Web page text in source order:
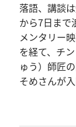
落語、講談
から7日まで
メンタリー
を経て、チ
ゅう）師匠
そめさんが